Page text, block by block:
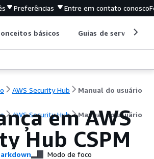
Preferências Entre em contato conosco
básicos Guias de serviço
AWS Security Hub Manual do usuário
AWS Security Hub Manual do usuário
em AWS
Hub CSPM
Modo de foco